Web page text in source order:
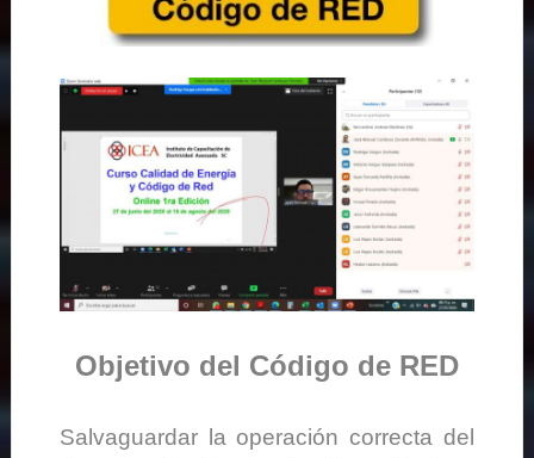
Objetivo del Código de RED
Salvaguardar la operación correcta del